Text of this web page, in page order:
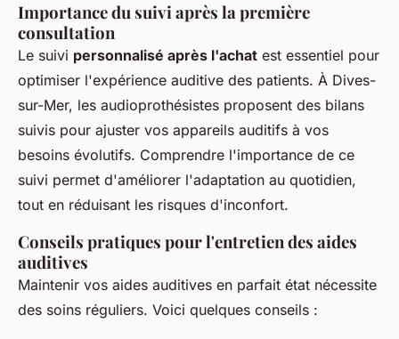
Importance du suivi après la première
consultation
Le suivi personnalisé après l'achat est essentiel pour
optimiser l'expérience auditive des patients. À Dives-
sur-Mer, les audioprothésistes proposent des bilans
suivis pour ajuster vos appareils auditifs à vos
besoins évolutifs. Comprendre l'importance de ce
suivi permet d'améliorer l'adaptation au quotidien,
tout en réduisant les risques d'inconfort.
Conseils pratiques pour l'entretien des aides
auditives
Maintenir vos aides auditives en parfait état nécessite
des soins réguliers. Voici quelques conseils :